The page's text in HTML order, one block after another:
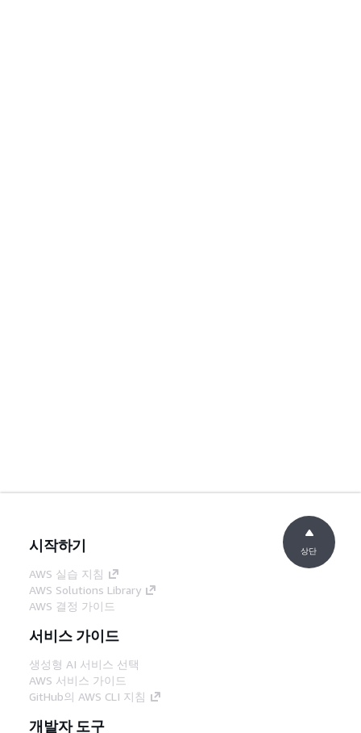
시작하기
AWS 실습 지침
AWS Solutions Library
AWS 결정 가이드
서비스 가이드
생성형 AI 서비스 선택
AWS 서비스 가이드
GitHub의 AWS CLI 지침
개발자 도구
상단